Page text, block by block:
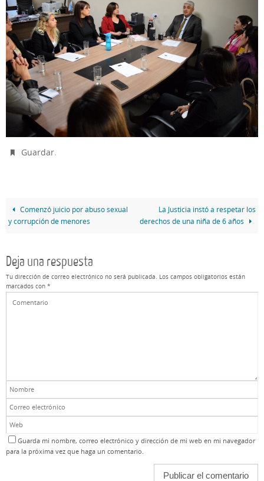
Guardar.
Comenzó juicio por abuso sexual
y corrupción de menores
La Justicia instó a respetar los
derechos de una niña de 6 años
Deja una respuesta
Tu dirección de correo electrónico no será publicada.
Los campos obligatorios están
marcados con *
Guarda mi nombre, correo electrónico y dirección de mi web en mi navegador
para la próxima vez que haga un comentario.